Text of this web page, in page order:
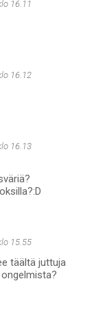
16.11
16.12
16.13
15.55
täältä juttuja